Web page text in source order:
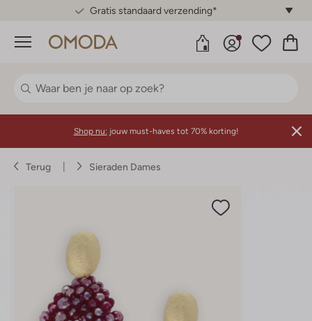
Gratis standaard verzending*
Menu
Shop nu: jouw must-haves tot 70% korting!
Terug Sieraden Dames